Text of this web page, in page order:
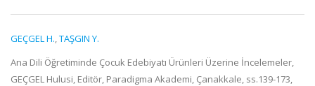
GEÇGEL H.,TAŞGIN Y.
Ana Dili Öğretiminde Çocuk Edebiyatı Ürünleri Üzerine İncelemeler,
GEÇGEL Hulusi, Editör, Paradigma Akademi, Çanakkale, ss.139-173,